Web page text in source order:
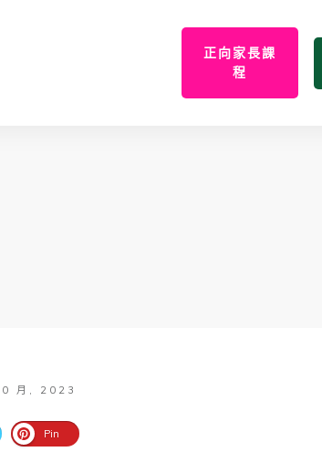
正向家長課
程
月, 2023
Pin